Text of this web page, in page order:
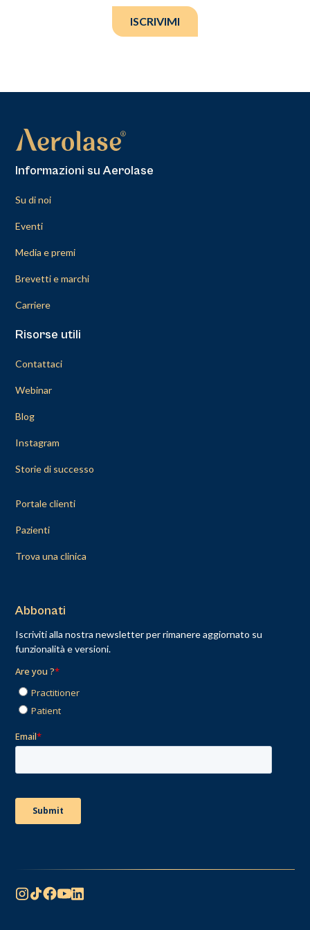
ISCRIVIMI
Informazioni su Aerolase
Su di noi
Eventi
Media e premi
Brevetti e marchi
Carriere
Risorse utili
Contattaci
Webinar
Blog
Instagram
Storie di successo
Portale clienti
Pazienti
Trova una clinica
Abbonati
Iscriviti alla nostra newsletter per rimanere aggiornato su
funzionalità e versioni.